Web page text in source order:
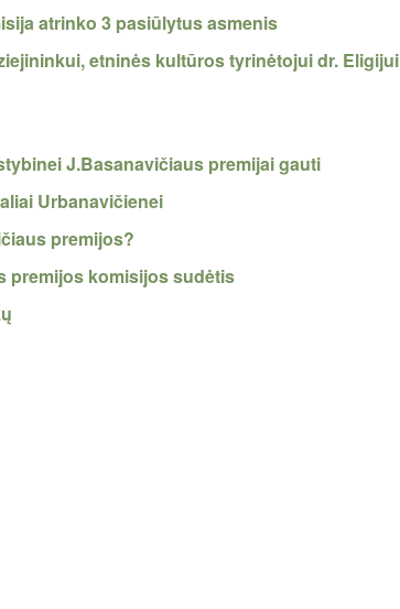
atrinko 3 pasiūlytus asmenis
etninės kultūros tyrinėtojui dr. Eligijui
J.Basanavičiaus premijai gauti
Urbanavičienei
premijos?
premijos komisijos sudėtis